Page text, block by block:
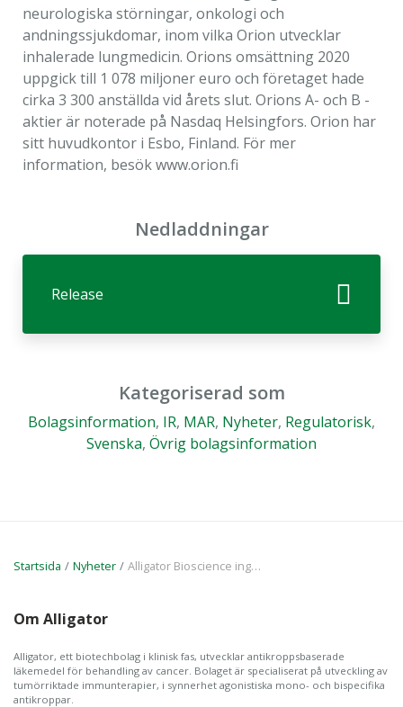
neurologiska störningar, onkologi och
andningssjukdomar, inom vilka Orion utvecklar
inhalerade lungmedicin. Orions omsättning 2020
uppgick till 1 078 miljoner euro och företaget hade
cirka 3 300 anställda vid årets slut. Orions A- och B -
aktier är noterade på Nasdaq Helsingfors. Orion har
sitt huvudkontor i Esbo, Finland. För mer
information, besök www.orion.fi
Nedladdningar
Release
Kategoriserad som
Bolagsinformation, IR, MAR, Nyheter, Regulatorisk,
Svenska, Övrig bolagsinformation
Startsida Nyheter Alligator Bioscience ingår immunonkologiskt forskningssamarbete och licensavtal med Orion Corporation
Om Alligator
Alligator, ett biotechbolag i klinisk fas, utvecklar antikroppsbaserade
läkemedel för behandling av cancer. Bolaget är specialiserat på utveckling av
tumörriktade immunterapier, i synnerhet agonistiska mono- och bispecifika
antikroppar.